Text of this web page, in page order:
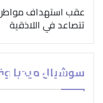
عقب استهداف مواطن
تتصاعد في اللاذقية
سوشيال ميديا
بمناسبة
“الصحة
ضرورة